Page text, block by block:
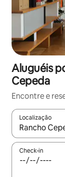
Aluguéis
Cepeda
Encontre e
Localização
Quando os
Check-in